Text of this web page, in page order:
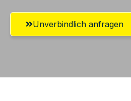
Unverbindlich anfragen